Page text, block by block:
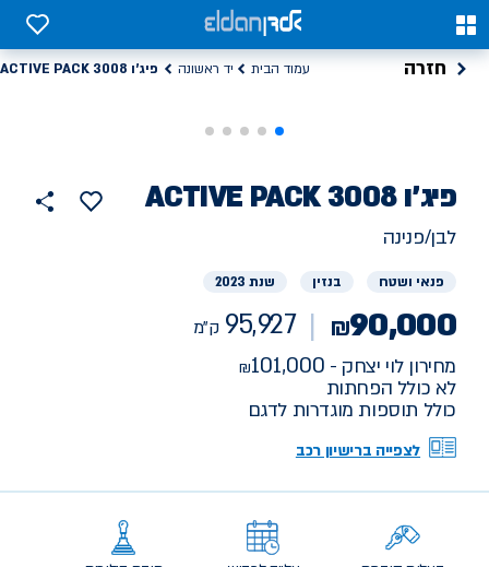
0
0
חזרה עמוד הבית יד ראשונה פיג'ו ACTIVE PACK 3008
רכב
יד
פיג'וACTIVE PACK 3008
95927
הוסף
למועדפים
לבן/פנינה
פנאי ושטח בנזין שנת 2023
₪90,000
95,927 ק"מ
מחירון לוי יצחק - 101,000
לא כולל הפחתות
כולל תוספות מוגדרות לדגם
לצפייה ברישיון רכב